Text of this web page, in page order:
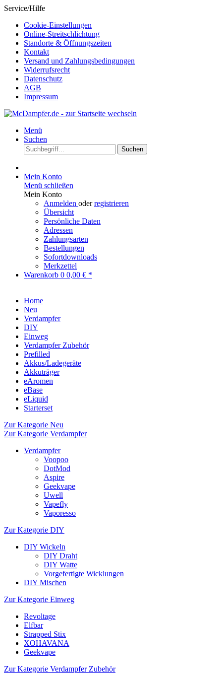
Service/Hilfe
Cookie-Einstellungen
Online-Streitschlichtung
Standorte & Öffnungszeiten
Kontakt
Versand und Zahlungsbedingungen
Widerrufsrecht
Datenschutz
AGB
Impressum
Menü
Suchen
Suchen
Mein Konto
Menü schließen
Mein Konto
Anmelden oderregistrieren
Übersicht
Persönliche Daten
Adressen
Zahlungsarten
Bestellungen
Sofortdownloads
Merkzettel
Warenkorb 0 0,00 € *
Home
Neu
Verdampfer
DIY
Einweg
Verdampfer Zubehör
Prefilled
Akkus/Ladegeräte
Akkuträger
eAromen
eBase
eLiquid
Starterset
Zur Kategorie Neu
Zur Kategorie Verdampfer
Verdampfer
Voopoo
DotMod
Aspire
Geekvape
Uwell
Vapefly
Vaporesso
Zur Kategorie DIY
DIY Wickeln
DIY Draht
DIY Watte
Vorgefertigte Wicklungen
DIY Mischen
Zur Kategorie Einweg
Revoltage
Elfbar
Strapped Stix
XOHAVANA
Geekvape
Zur Kategorie Verdampfer Zubehör